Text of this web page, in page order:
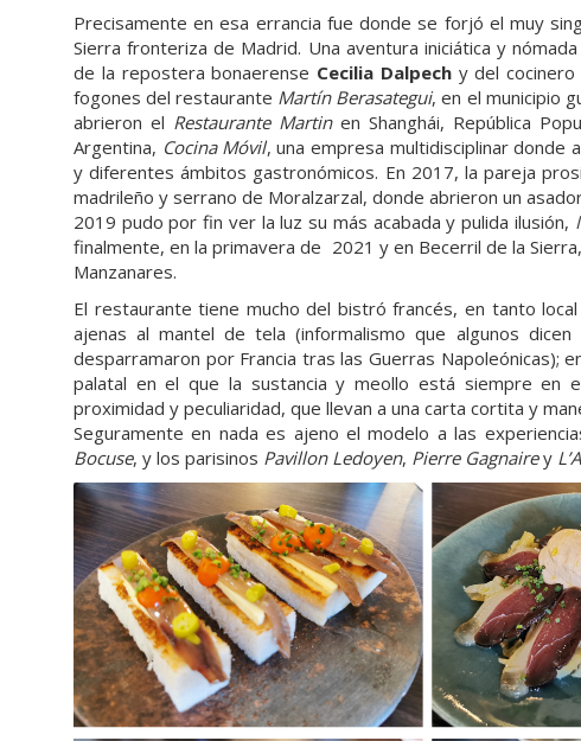
Precisamente en esa errancia fue donde se forjó el muy
Sierra fronteriza de Madrid. Una aventura iniciática y
de la repostera bonaerense Cecilia Dalpechy del cocinero
fogones del restaurante Martín Berasategui, en el municipio
abrieron el Restaurante Martinen Shanghái, República
Argentina, Cocina Móvil, una empresa multidisciplinar donde
y diferentes ámbitos gastronómicos. En 2017, la pareja
madrileño y serrano de Moralzarzal, donde abrieron un
2019 pudo por fin ver la luz su más acabada y pulida ilusión,
finalmente, en la primavera de 2021 y en Becerril de la
Manzanares.
El restaurante tiene mucho del bistró francés, en tanto
ajenas al mantel de tela (informalismo que algunos
desparramaron por Francia tras las Guerras Napoleónicas);
palatal en el que la sustancia y meollo está siempre en
proximidad y peculiaridad, que llevan a una carta cortita y
Seguramente en nada es ajeno el modelo a las
Bocuse, y los parisinos Pavillon Ledoyen, Pierre Gagnairey